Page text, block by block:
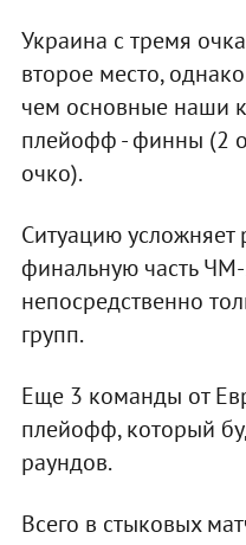
Украина с тремя
второе место,
чем основные наши
плейофф - финны (2
очко).
Ситуацию усложняет
финальную часть
непосредственно
групп.
Еще 3 команды от
плейофф, который
раундов.
Всего в стыковых